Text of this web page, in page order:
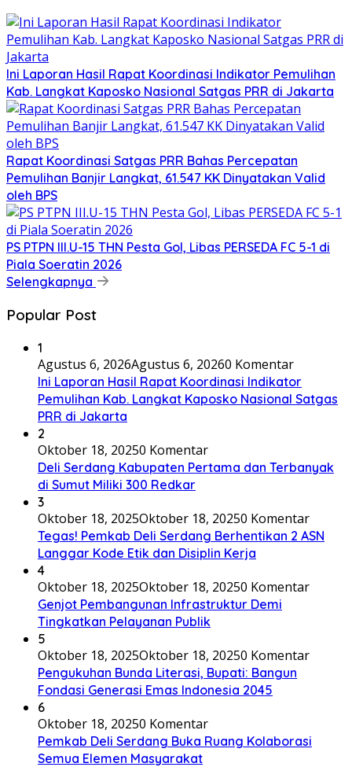
Ini Laporan Hasil Rapat Koordinasi Indikator Pemulihan
Kab. Langkat Kaposko Nasional Satgas PRR di Jakarta
Rapat Koordinasi Satgas PRR Bahas Percepatan
Pemulihan Banjir Langkat, 61.547 KK Dinyatakan Valid
oleh BPS
PS PTPN III.U-15 THN Pesta Gol, Libas PERSEDA FC 5-1 di
Piala Soeratin 2026
Selengkapnya
Popular Post
1
Agustus 6, 2026Agustus 6, 20260 Komentar
Ini Laporan Hasil Rapat Koordinasi Indikator
Pemulihan Kab. Langkat Kaposko Nasional Satgas
PRR di Jakarta
2
Oktober 18, 20250 Komentar
Deli Serdang Kabupaten Pertama dan Terbanyak
di Sumut Miliki 300 Redkar
3
Oktober 18, 2025Oktober 18, 20250 Komentar
Tegas! Pemkab Deli Serdang Berhentikan 2 ASN
Langgar Kode Etik dan Disiplin Kerja
4
Oktober 18, 2025Oktober 18, 20250 Komentar
Genjot Pembangunan Infrastruktur Demi
Tingkatkan Pelayanan Publik
5
Oktober 18, 2025Oktober 18, 20250 Komentar
Pengukuhan Bunda Literasi, Bupati: Bangun
Fondasi Generasi Emas Indonesia 2045
6
Oktober 18, 20250 Komentar
Pemkab Deli Serdang Buka Ruang Kolaborasi
Semua Elemen Masyarakat